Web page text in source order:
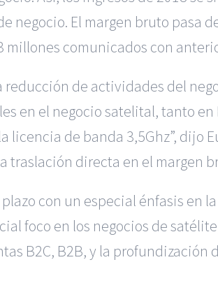
El margen bruto pasa
millones comunicados con
de actividades del
en el negocio satelital, tanto en
de banda 3,5Ghz”, dijo
directa en el margen
con un especial énfasis en
foco en los negocios de
B2C, B2B, y la profundización